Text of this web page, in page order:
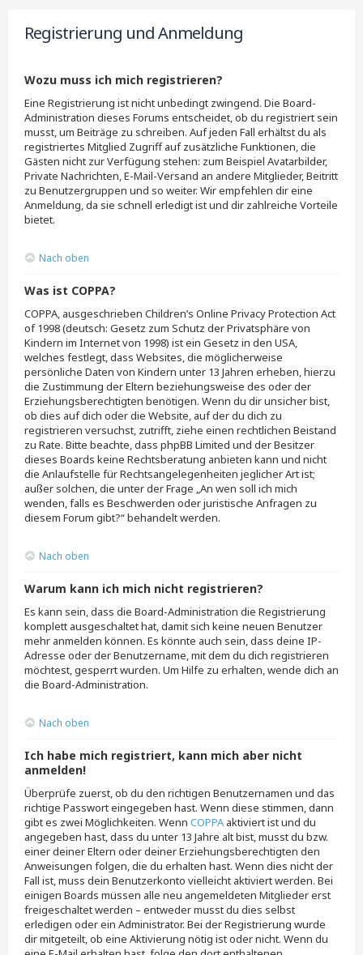
Registrierung und Anmeldung
Wozu muss ich mich registrieren?
Eine Registrierung ist nicht unbedingt zwingend. Die Board-
Administration dieses Forums entscheidet, ob du registriert sein
musst, um Beiträge zu schreiben. Auf jeden Fall erhältst du als
registriertes Mitglied Zugriff auf zusätzliche Funktionen, die
Gästen nicht zur Verfügung stehen: zum Beispiel Avatarbilder,
Private Nachrichten, E-Mail-Versand an andere Mitglieder, Beitritt
zu Benutzergruppen und so weiter. Wir empfehlen dir eine
Anmeldung, da sie schnell erledigt ist und dir zahlreiche Vorteile
bietet.
Nach oben
Was ist COPPA?
COPPA, ausgeschrieben Children’s Online Privacy Protection Act
of 1998 (deutsch: Gesetz zum Schutz der Privatsphäre von
Kindern im Internet von 1998) ist ein Gesetz in den USA,
welches festlegt, dass Websites, die möglicherweise
persönliche Daten von Kindern unter 13 Jahren erheben, hierzu
die Zustimmung der Eltern beziehungsweise des oder der
Erziehungsberechtigten benötigen. Wenn du dir unsicher bist,
ob dies auf dich oder die Website, auf der du dich zu
registrieren versuchst, zutrifft, ziehe einen rechtlichen Beistand
zu Rate. Bitte beachte, dass phpBB Limited und der Besitzer
dieses Boards keine Rechtsberatung anbieten kann und nicht
die Anlaufstelle für Rechtsangelegenheiten jeglicher Art ist;
außer solchen, die unter der Frage „An wen soll ich mich
wenden, falls es Beschwerden oder juristische Anfragen zu
diesem Forum gibt?“ behandelt werden.
Nach oben
Warum kann ich mich nicht registrieren?
Es kann sein, dass die Board-Administration die Registrierung
komplett ausgeschaltet hat, damit sich keine neuen Benutzer
mehr anmelden können. Es könnte auch sein, dass deine IP-
Adresse oder der Benutzername, mit dem du dich registrieren
möchtest, gesperrt wurden. Um Hilfe zu erhalten, wende dich an
die Board-Administration.
Nach oben
Ich habe mich registriert, kann mich aber nicht
anmelden!
Überprüfe zuerst, ob du den richtigen Benutzernamen und das
richtige Passwort eingegeben hast. Wenn diese stimmen, dann
gibt es zwei Möglichkeiten. Wenn COPPA aktiviert ist und du
angegeben hast, dass du unter 13 Jahre alt bist, musst du bzw.
einer deiner Eltern oder deiner Erziehungsberechtigten den
Anweisungen folgen, die du erhalten hast. Wenn dies nicht der
Fall ist, muss dein Benutzerkonto vielleicht aktiviert werden. Bei
einigen Boards müssen alle neu angemeldeten Mitglieder erst
freigeschaltet werden – entweder musst du dies selbst
erledigen oder ein Administrator. Bei der Registrierung wurde
dir mitgeteilt, ob eine Aktivierung nötig ist oder nicht. Wenn du